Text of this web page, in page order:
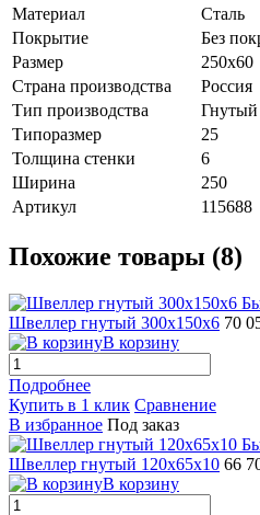
Материал
Сталь
Покрытие
Без
Размер
250х60
Страна производства
Россия
Тип производства
Гнутый
Типоразмер
25
Толщина стенки
6
Ширина
250
Артикул
115688
Похожие товары (8)
Швеллер гнутый 300х150х6 70
В корзину
Подробнее
Купить в 1 клик Сравнение
В избранное Под заказ
Швеллер гнутый 120х65х10 66
В корзину